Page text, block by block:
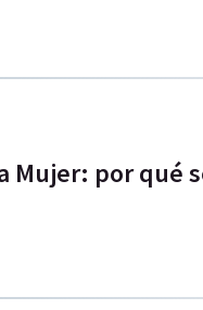
Mujer: por qué